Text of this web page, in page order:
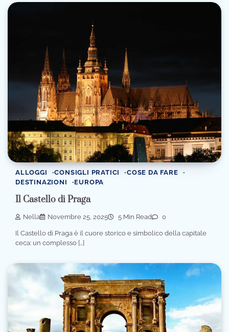
ALLOGGI CONSIGLI PRATICI
COSE DA FARE
DESTINAZIONI
EUROPA
Il Castello di Praga
Nella Novembre 25, 2025 5 Min Read 0
Il Castello di Praga è il cuore storico e simbolico della capitale
ceca: un complesso […]